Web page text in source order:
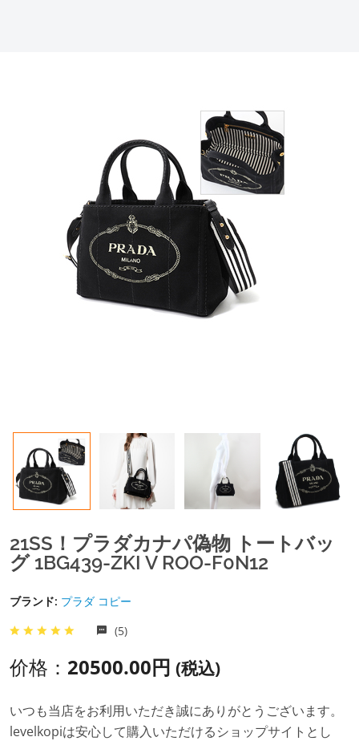
21SS！プラダカナパ偽物 トートバッ
グ 1BG439-ZKI V ROO-F0N12
ブランド: プラダ コピー
(5)
价格： 20500.00円 (税込)
いつも当店をお利用いただき誠にありがとうございます。
levelkopiは安心して購入いただけるショップサイトとし